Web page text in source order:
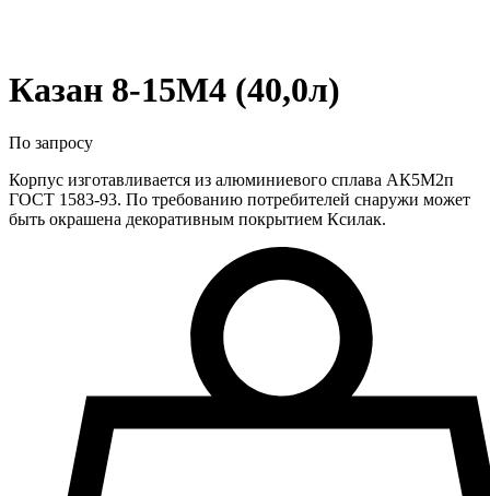
Казан 8-15М4 (40,0л)
По запросу
Корпус изготавливается из алюминиевого сплава АК5М2п
ГОСТ 1583-93. По требованию потребителей снаружи может
быть окрашена декоративным покрытием Ксилак.